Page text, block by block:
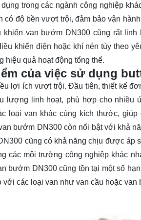
trong các ngành công nghiệp
có độ bền vượt trội, đảm bảo vận
van bướm DN300 cũng rất
khiển điện hoặc khí nén tùy theo
hiệu quả hoạt động tổng thể.
của việc sử dụng
lợi ích vượt trội. Đầu tiên, thiết kế
lượng linh hoạt, phù hợp cho nhiều
loại van khác cùng kích thước,
bướm DN300 còn nổi bật với khả
cũng có khả năng chịu được áp
các môi trường công nghiệp khác
bướm DN300 cũng tồn tại một số
với các loại van như van cầu hoặc van